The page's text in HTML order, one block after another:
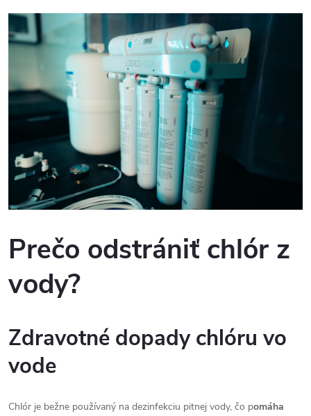
Prečo odstrániť chlór z
vody?
Zdravotné dopady chlóru vo
vode
Chlór je bežne používaný na dezinfekciu pitnej vody, čo pomáha